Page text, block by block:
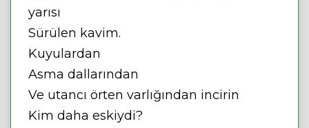
yarısı
Sürülen kavim.
Kuyulardan
Asma dallarından
Ve utancı örten varlığından incirin
Kim daha eskiydi?